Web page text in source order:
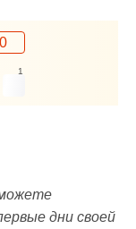
0
1
дни своей